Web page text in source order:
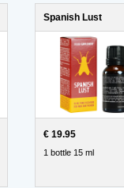
Spanish Lust
€ 19.95
1 bottle 15 ml